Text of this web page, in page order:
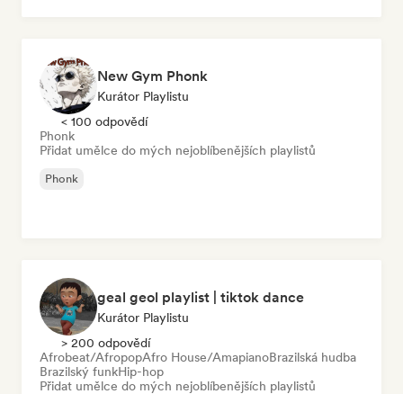
New Gym Phonk
Kurátor Playlistu
< 100 odpovědí
Phonk
Přidat umělce do mých nejoblíbenějších playlistů
Phonk
geal geol playlist | tiktok dance
Kurátor Playlistu
> 200 odpovědí
Afrobeat/AfropopAfro House/AmapianoBrazilská hudba
Brazilský funkHip-hop
Přidat umělce do mých nejoblíbenějších playlistů